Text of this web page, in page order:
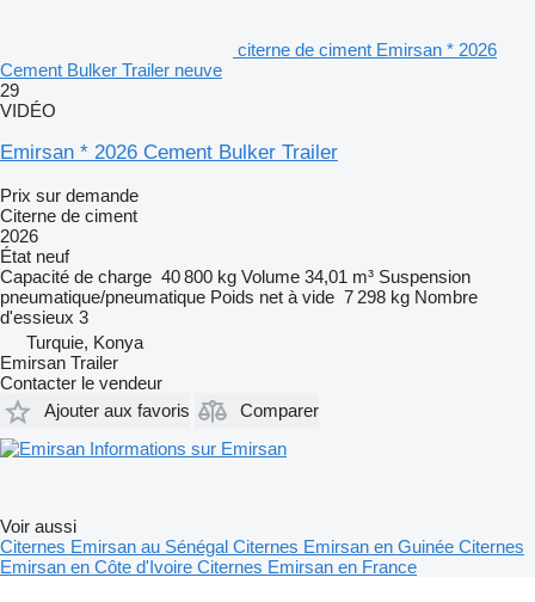
citerne de ciment Emirsan * 2026
Cement Bulker Trailer neuve
29
VIDÉO
Emirsan * 2026 Cement Bulker Trailer
Prix sur demande
Citerne de ciment
2026
État neuf
Capacité de charge 40 800 kg Volume 34,01 m³ Suspension
pneumatique/pneumatique Poids net à vide 7 298 kg Nombre
d'essieux 3
Turquie, Konya
Emirsan Trailer
Contacter le vendeur
Ajouter aux favoris
Comparer
Informations sur Emirsan
Voir aussi
Citernes Emirsan au Sénégal Citernes Emirsan en Guinée Citernes
Emirsan en Côte d'Ivoire Citernes Emirsan en France